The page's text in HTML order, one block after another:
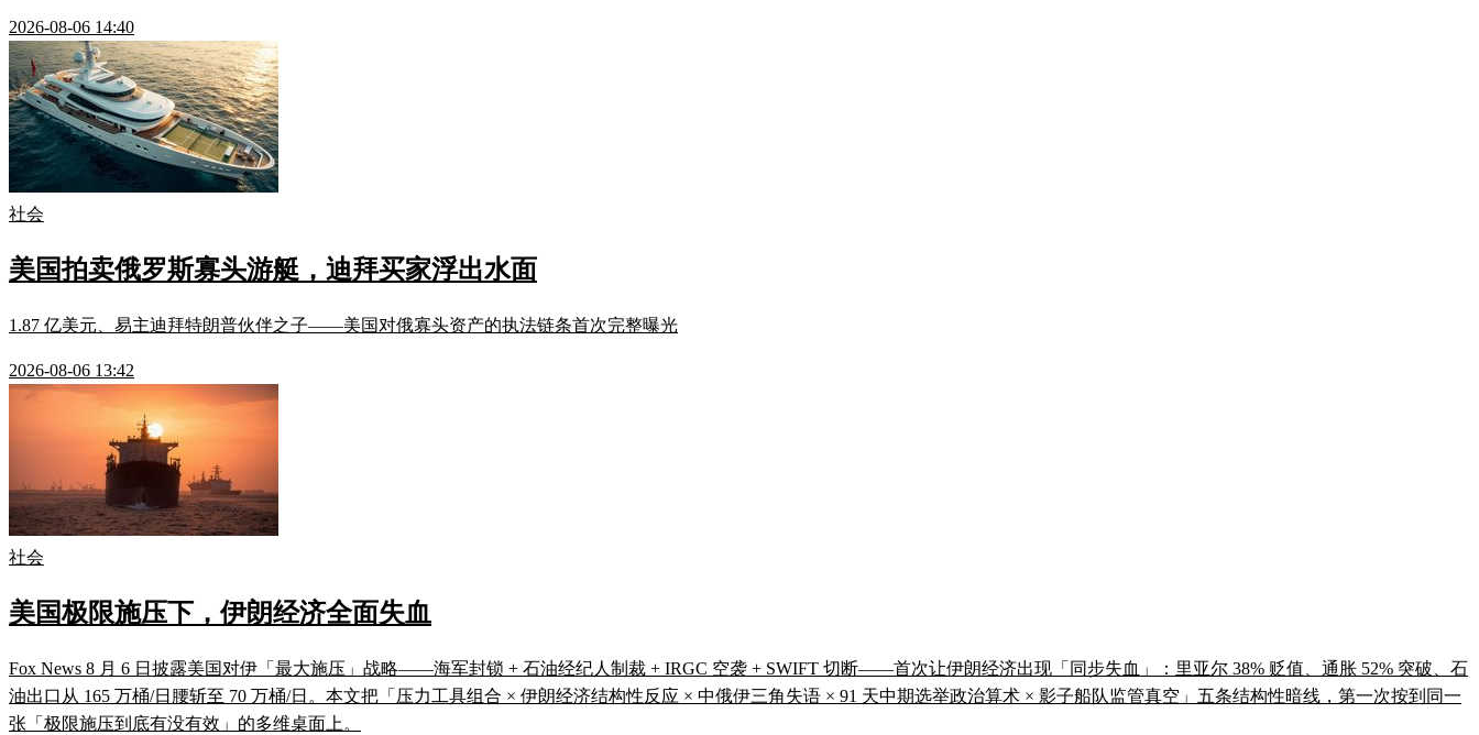
2026-08-06 14:40
社会
美国拍卖俄罗斯寡头游艇，迪拜买家浮出水面
1.87 亿美元、易主迪拜特朗普伙伴之子——美国对俄寡头资产的执法链条首次完整曝光
2026-08-06 13:42
社会
美国极限施压下，伊朗经济全面失血
Fox News 8 月 6 日披露美国对伊「最大施压」战略——海军封锁 + 石油经纪人制裁 + IRGC 空袭 + SWIFT 切断——首次让伊朗经济出现「同步失血」：里亚尔 38% 贬值、通胀 52% 突破、石
油出口从 165 万桶/日腰斩至 70 万桶/日。本文把「压力工具组合 × 伊朗经济结构性反应 × 中俄伊三角失语 × 91 天中期选举政治算术 × 影子船队监管真空」五条结构性暗线，第一次按到同一
张「极限施压到底有没有效」的多维桌面上。